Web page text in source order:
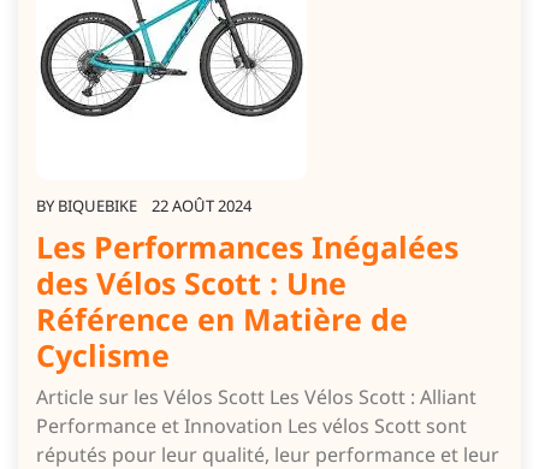
BY BIQUEBIKE 22 AOÛT 2024
Les Performances Inégalées
des Vélos Scott : Une
Référence en Matière de
Cyclisme
Article sur les Vélos Scott Les Vélos Scott : Alliant
Performance et Innovation Les vélos Scott sont
réputés pour leur qualité, leur performance et leur